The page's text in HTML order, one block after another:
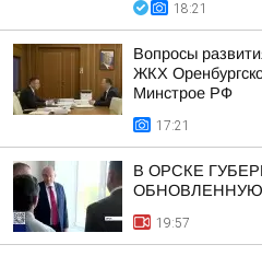
18:21
Вопросы
ЖКХ
Минстрое РФ
17:21
В ОРСКЕ
19:57